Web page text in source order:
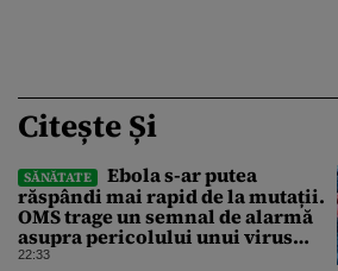
Citește Și
SĂNĂTATE
Ebola s-ar putea
răspândi mai rapid de la mutații.
OMS trage un semnal de alarmă
asupra pericolului unui virus
pentru care nu există vaccin
22:33